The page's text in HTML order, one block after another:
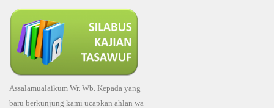
Assalamualaikum Wr. Wb. Kepada yang
baru berkunjung kami ucapkan ahlan wa